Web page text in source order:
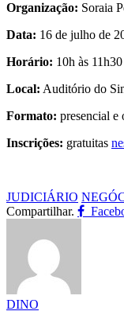
Organização: Soraia
Data: 16 de julho de
Horário: 10h às
Local: Auditório do
Formato: presencial e
Inscrições: gratuitas
JUDICIÁRIO
Compartilhar.
DINO